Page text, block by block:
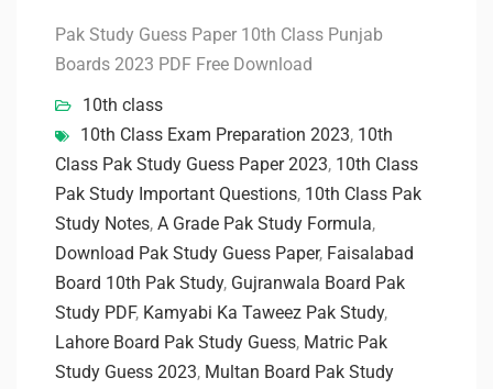
Pak Study Guess Paper 10th Class Punjab
Boards 2023 PDF Free Download
10th class
10th Class Exam Preparation 2023, 10th
Class Pak Study Guess Paper 2023, 10th Class
Pak Study Important Questions, 10th Class Pak
Study Notes, A Grade Pak Study Formula,
Download Pak Study Guess Paper, Faisalabad
Board 10th Pak Study, Gujranwala Board Pak
Study PDF, Kamyabi Ka Taweez Pak Study,
Lahore Board Pak Study Guess, Matric Pak
Study Guess 2023, Multan Board Pak Study